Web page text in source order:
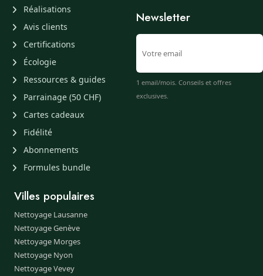
Réalisations
Avis clients
Certifications
Écologie
Ressources & guides
Parrainage (50 CHF)
Cartes cadeaux
Fidélité
Abonnements
Formules bundle
Newsletter
1 email/mois. Conseils et offres
exclusives.
Villes populaires
Nettoyage Lausanne
Nettoyage Genève
Nettoyage Morges
Nettoyage Nyon
Nettoyage Vevey